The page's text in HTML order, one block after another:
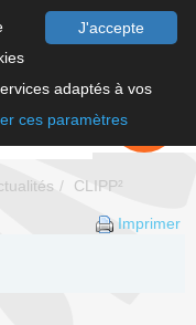
J'accepte
adaptés à vos
ces paramètres
FAIRE UN
DON
CLIPP²
Imprimer